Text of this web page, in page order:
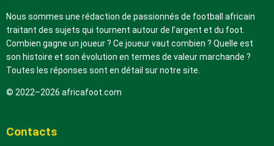
Nous sommes une rédaction de passionnés de football africain
traitant des sujets qui tournent autour de l’argent et du foot.
Combien gagne un joueur ? Ce joueur vaut combien ? Quelle est
son histoire et son évolution en termes de valeur marchande ?
Toutes les réponses sont en détail sur notre site.
© 2022–2026 africafoot.com
Contacts